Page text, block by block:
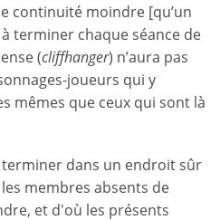
continuité moindre [qu’un
terminer chaque séance de
(cliffhanger) n’aura pas
joueurs qui y
mêmes que ceux qui sont là
terminer dans un endroit sûr
membres absents de
et d'où les présents